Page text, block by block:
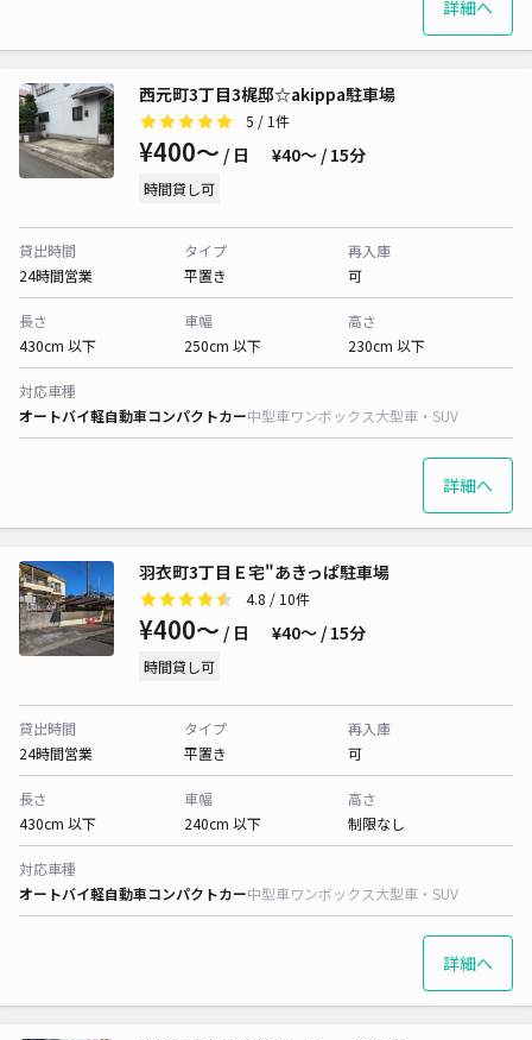
詳細へ
西元町3丁目3梶邸☆akippa駐車場
5 / 1件
¥400〜 / 日 ¥40〜 / 15分
時間貸し可
貸出時間
24時間営業
タイプ
平置き
再入庫
可
長さ
430cm 以下
車幅
250cm 以下
高さ
230cm 以下
対応車種
オートバイ軽自動車コンパクトカー中型車ワンボックス大型車・SUV
詳細へ
羽衣町3丁目Ｅ宅"あきっぱ駐車場
4.8 / 10件
¥400〜 / 日 ¥40〜 / 15分
時間貸し可
貸出時間
24時間営業
タイプ
平置き
再入庫
可
長さ
430cm 以下
車幅
240cm 以下
高さ
制限なし
対応車種
オートバイ軽自動車コンパクトカー中型車ワンボックス大型車・SUV
詳細へ